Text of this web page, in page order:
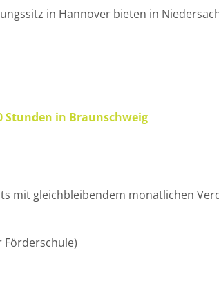
in Hannover bieten in
Stunden in Braunschweig
mit gleichbleibendem monatlichen
Förderschule)